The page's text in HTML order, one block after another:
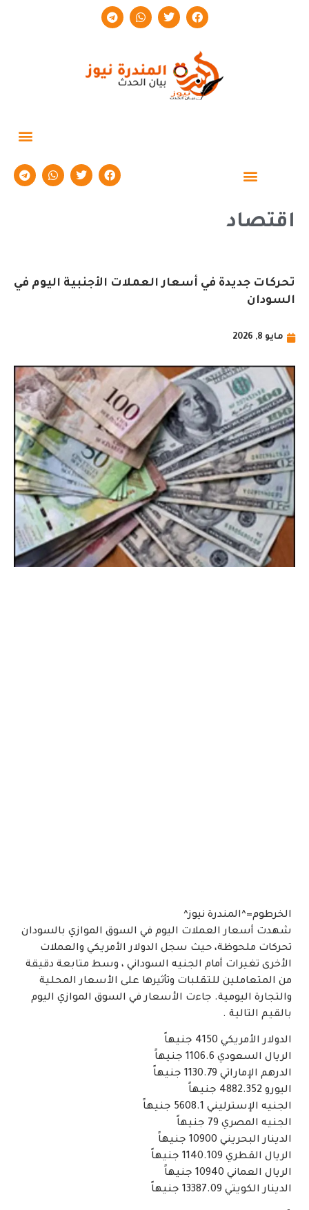
اقتصاد
تحركات جديدة في أسعار العملات الأجنبية اليوم في
السودان
مايو 8, 2026
الخرطوم=^المندرة نيوز^
شهدت أسعار العملات اليوم في السوق الموازي بالسودان
تحركات ملحوظة، حيث سجل الدولار الأمريكي والعملات
الأخرى تغيرات أمام الجنيه السوداني ، وسط متابعة دقيقة
من المتعاملين للتقلبات وتأثيرها على الأسعار المحلية
والتجارة اليومية. جاءت الأسعار في السوق الموازي اليوم
بالقيم التالية .
الدولار الأمريكي 4150 جنيهاً
الريال السعودي 1106.6 جنيهاً
الدرهم الإماراتي 1130.79 جنيهاً
اليورو 4882.352 جنيهاً
الجنيه الإسترليني 5608.1 جنيهاً
الجنيه المصري 79 جنيهاً
الدينار البحريني 10900 جنيهاً
الريال القطري 1140.109 جنيهاً
الريال العماني 10940 جنيهاً
الدينار الكويتي 13387.09 جنيهاً